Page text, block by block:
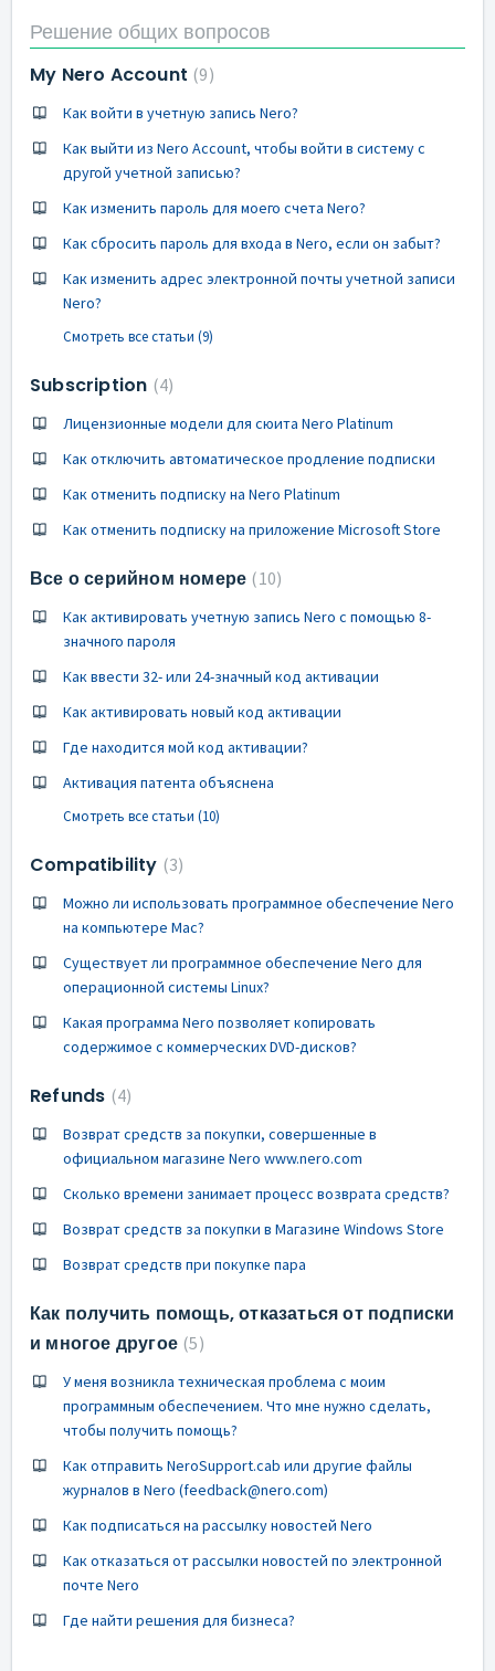
Решение общих вопросов
My Nero Account 9
Как войти в учетную запись Nero?
Как выйти из Nero Account, чтобы войти в систему с
другой учетной записью?
Как изменить пароль для моего счета Nero?
Как сбросить пароль для входа в Nero, если он забыт?
Как изменить адрес электронной почты учетной записи
Nero?
Смотреть все статьи (9)
Subscription 4
Лицензионные модели для сюита Nero Platinum
Как отключить автоматическое продление подписки
Как отменить подписку на Nero Platinum
Как отменить подписку на приложение Microsoft Store
Все о серийном номере 10
Как активировать учетную запись Nero с помощью 8-
значного пароля
Как ввести 32- или 24-значный код активации
Как активировать новый код активации
Где находится мой код активации?
Активация патента объяснена
Смотреть все статьи (10)
Compatibility 3
Можно ли использовать программное обеспечение Nero
на компьютере Mac?
Существует ли программное обеспечение Nero для
операционной системы Linux?
Какая программа Nero позволяет копировать
содержимое с коммерческих DVD-дисков?
Refunds 4
Возврат средств за покупки, совершенные в
официальном магазине Nero www.nero.com
Сколько времени занимает процесс возврата средств?
Возврат средств за покупки в Магазине Windows Store
Возврат средств при покупке пара
Как получить помощь, отказаться от подписки
и многое другое 5
У меня возникла техническая проблема с моим
программным обеспечением. Что мне нужно сделать,
чтобы получить помощь?
Как отправить NeroSupport.cab или другие файлы
журналов в Nero (feedback@nero.com)
Как подписаться на рассылку новостей Nero
Как отказаться от рассылки новостей по электронной
почте Nero
Где найти решения для бизнеса?